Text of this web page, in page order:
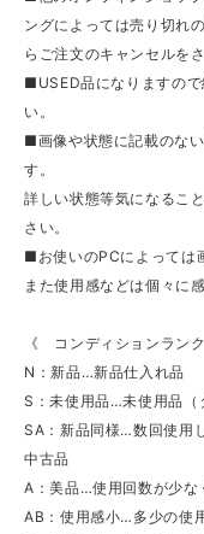
ングによっては売り切れ
らご注文のキャンセルを
■USED品になりますの
い。
■画像や状態に記載のな
す。
詳しい状態等気になるこ
さい。
■お使いのPCによっては
また使用感などは個々に
《 コンディションラン
N：新品…新品仕入れ品
S：未使用品…未使用品（
SA：新品同様…数回使用
中古品
A：美品…使用回数が少な
AB：使用感小…多少の使